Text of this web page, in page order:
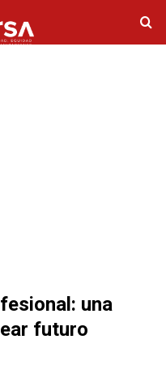
una
futuro